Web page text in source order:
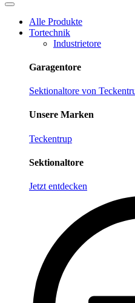
Alle Produkte
Tortechnik
Industrietore
Garagentore
Sektionaltore von
Unsere Marken
Teckentrup
Sektionaltore
Jetzt entdecken